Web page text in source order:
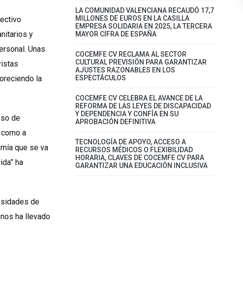
y
Unas
la
de
a
que se va
ha
de
ha llevado
LA COMUNIDAD VALENCIANA RECAUDÓ 17,7
MILLONES DE EUROS EN LA CASILLA
EMPRESA SOLIDARIA EN 2025, LA TERCERA
MAYOR CIFRA DE ESPAÑA
COCEMFE CV RECLAMA AL SECTOR
CULTURAL PREVISIÓN PARA GARANTIZAR
AJUSTES RAZONABLES EN LOS
ESPECTÁCULOS
COCEMFE CV CELEBRA EL AVANCE DE LA
REFORMA DE LAS LEYES DE DISCAPACIDAD
Y DEPENDENCIA Y CONFÍA EN SU
APROBACIÓN DEFINITIVA
TECNOLOGÍA DE APOYO, ACCESO A
RECURSOS MÉDICOS O FLEXIBILIDAD
HORARIA, CLAVES DE COCEMFE CV PARA
GARANTIZAR UNA EDUCACIÓN INCLUSIVA